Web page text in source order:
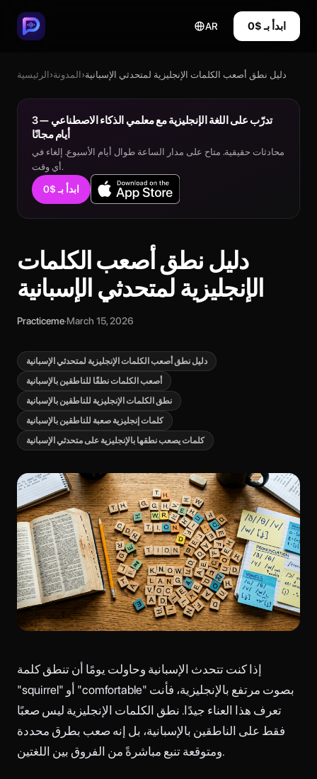
AR ابدأ بـ $0
الرئيسية ›المدونة ›دليل نطق أصعب الكلمات الإنجليزية لمتحدثي الإسبانية
تدرّب على اللغة الإنجليزية مع معلمي الذكاء الاصطناعي — 3
أيام مجانًا
محادثات حقيقية. متاح على مدار الساعة طوال أيام الأسبوع. إلغاء في
أي وقت.
ابدأ بـ $0
دليل نطق أصعب الكلمات
الإنجليزية لمتحدثي الإسبانية
Practiceme·March 15, 2026
دليل نطق أصعب الكلمات الإنجليزية لمتحدثي الإسبانية
أصعب الكلمات نطقًا للناطقين بالإسبانية
نطق الكلمات الإنجليزية للناطقين بالإسبانية
كلمات إنجليزية صعبة للناطقين بالإسبانية
كلمات يصعب نطقها بالإنجليزية على متحدثي الإسبانية
إذا كنت تتحدث الإسبانية وحاولت يومًا أن تنطق كلمة
"squirrel" أو "comfortable" بصوت مرتفع بالإنجليزية، فأنت
تعرف هذا العناء جيدًا. نطق الكلمات الإنجليزية ليس صعبًا
فقط على الناطقين بالإسبانية، بل إنه صعب بطرق محددة
ومتوقعة تنبع مباشرةً من الفروق بين اللغتين.